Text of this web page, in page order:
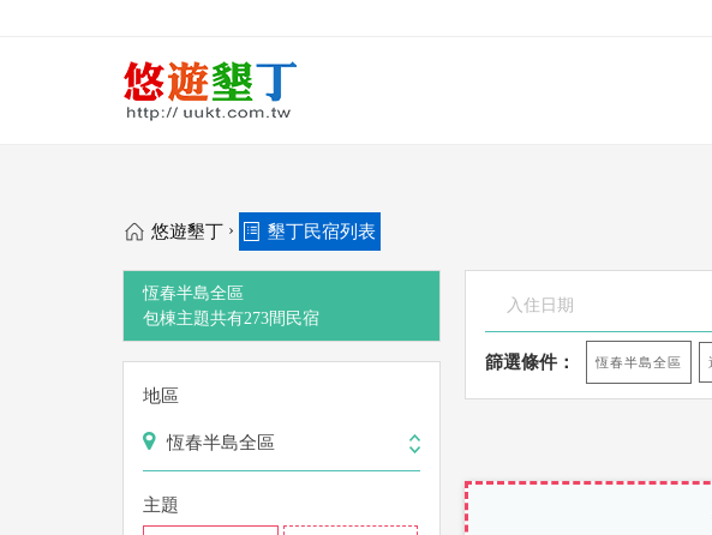
悠遊墾丁 › 墾丁民宿列表
恆春半島全區
包棟主題共有273間 民宿
地區
恆春半島全區
主題
篩選條件： 恆春半島全區